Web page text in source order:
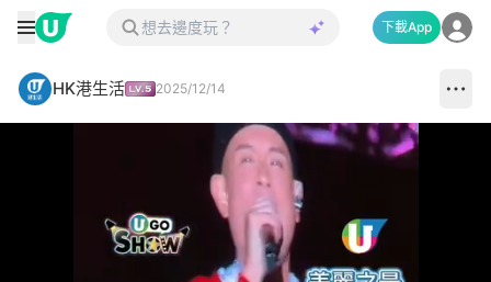
下載App
HK港生活 2025/12/14